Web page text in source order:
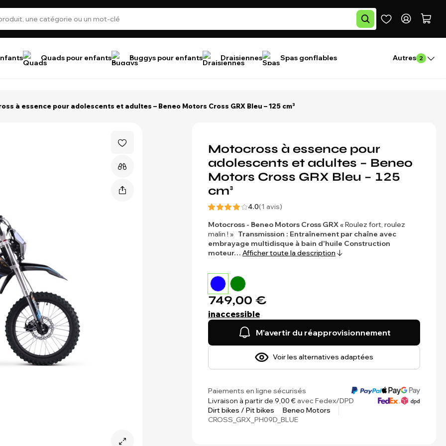
Quads pour enfants Buggys pour enfants Draisiennes Spas gonflables Autres 2
à essence pour adolescents et adultes – Beneo Motors Cross GRX Bleu – 125 cm³
Motocross à essence pour
adolescents et adultes – Beneo
Motors Cross GRX Bleu – 125
cm³
4.0(1 avis)
Motocross - Beneo Motors Cross GRX« Roulez fort, roulez
malin ! » Transmission : Entraînement par chaîne avec
embrayage multidisque à bain d'huile Construction
moteur… Afficher toute la description
749,00 €
inaccessible
M'avertir du réapprovisionnement
Voir les alternatives adaptées
Paiements en ligne sécurisés
Livraison à partir de 9,00 €avec Fedex/DPD
Dirt bikes / Pit bikes
Beneo Motors
CROSS_GRX_PH09D_BLUE